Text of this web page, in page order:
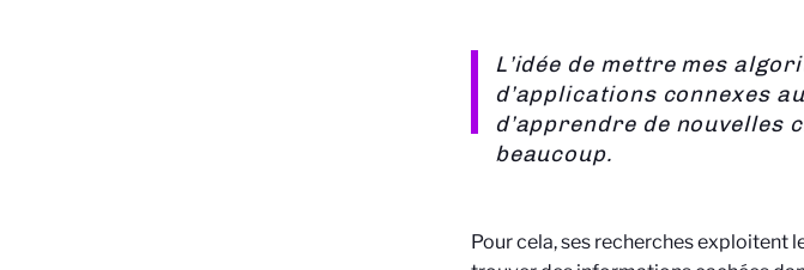
L’idée de mettre mes
d’applications connexes
d’apprendre de nouvelles
beaucoup.
Pour cela, ses recherches exploitent